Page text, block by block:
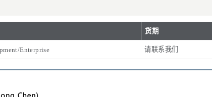
货期
Enterprise 请联系我们